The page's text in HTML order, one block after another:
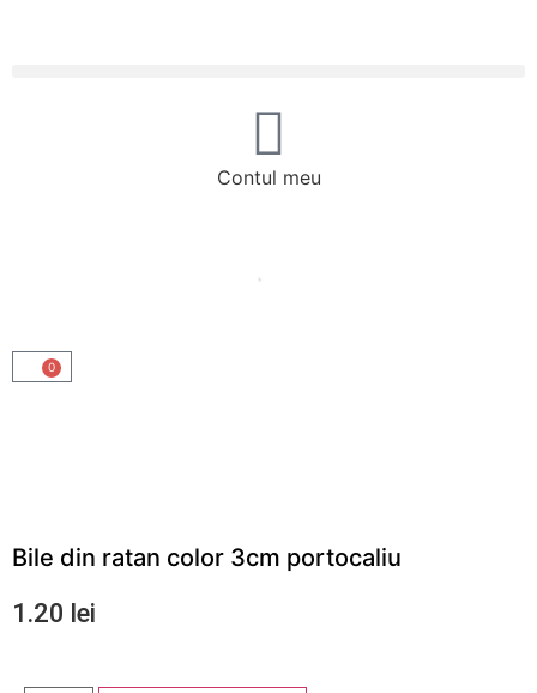
Contul meu
0
Bile din ratan color 3cm portocaliu
1.20 lei